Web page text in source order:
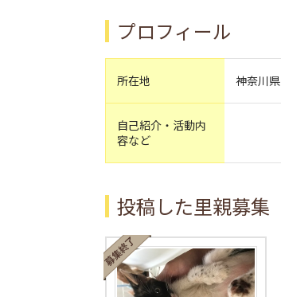
プロフィール
所在地 神奈川県
自己紹介・活動内
容など
投稿した里親募集